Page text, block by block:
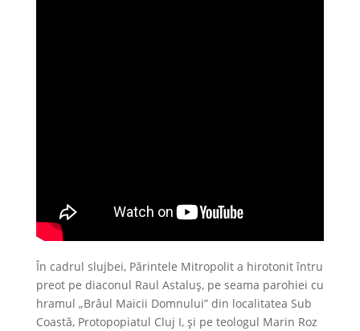
În cadrul slujbei, Părintele Mitropolit a hirotonit întru
preot pe diaconul Raul Astaluș, pe seama parohiei cu
hramul „Brâul Maicii Domnului” din localitatea Sub
Coastă, Protopopiatul Cluj I, și pe teologul Marin Roz